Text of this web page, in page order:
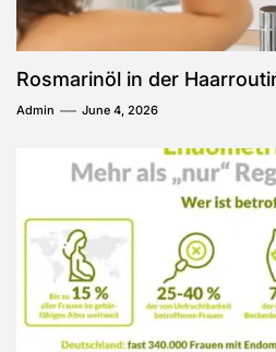
Rosmarinöl in der
Admin June 4, 2026